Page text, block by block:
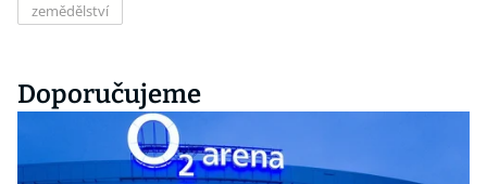
zemědělství
Doporučujeme